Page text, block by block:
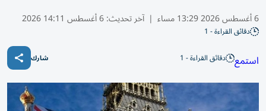
6 أغسطس 2026 13:29 مساء | آخر تحديث:6 أغسطس 14:11 2026
دقائق القراءة - 1
استمع دقائق القراءة - 1 شارك